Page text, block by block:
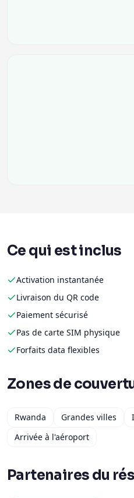
Ce qui est inclus
Activation instantanée
Livraison du QR code
Paiement sécurisé
Pas de carte SIM physique
Forfaits data flexibles
Zones de
Rwanda Grandes villes
Arrivée à l'aéroport
Partenaires du